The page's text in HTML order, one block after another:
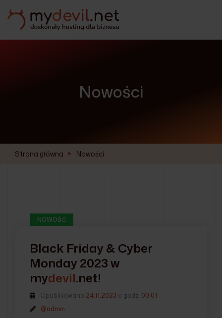
Nowości
Strona główna Nowości
NOWOŚĆ
Black Friday & Cyber
Monday 2023 w
mydevil.net!
Opublikowano 24.11.2023 o godz. 00:01
@admin